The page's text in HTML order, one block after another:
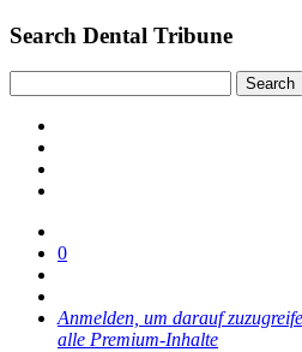
Search Dental Tribune
0
Anmelden, um darauf
alle Premium-Inhalte